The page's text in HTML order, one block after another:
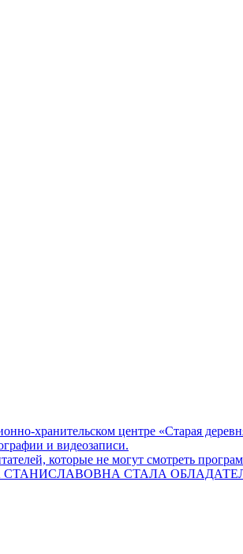
хранительском центре «Старая
и видеозаписи.
которые не могут смотреть
СТАНИСЛАВОВНА СТАЛА